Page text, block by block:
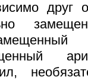
друг